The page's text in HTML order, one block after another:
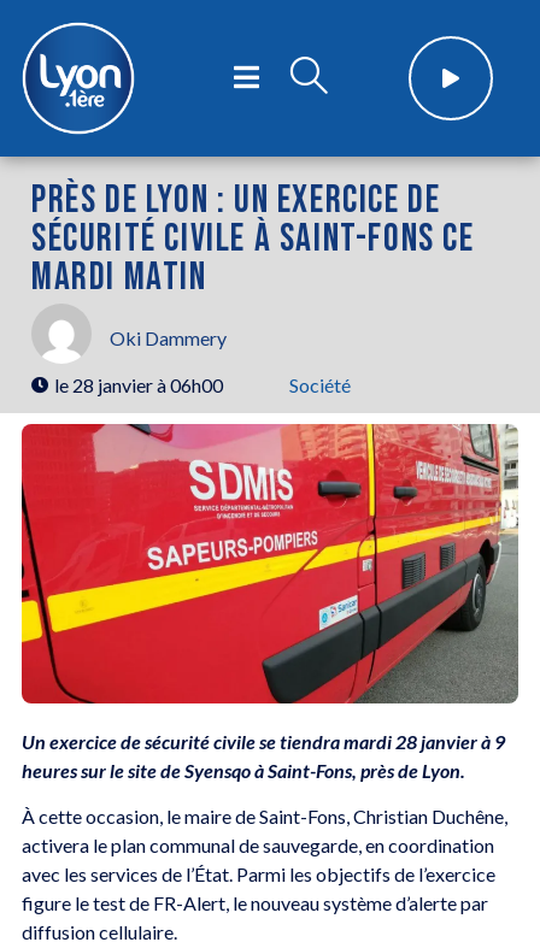
PRÈS DE LYON : UN EXERCICE DE
SÉCURITÉ CIVILE À SAINT-FONS CE
MARDI MATIN
Oki Dammery
le 28 janvier à 06h00 Société
Un exercice de sécurité civile se tiendra mardi 28 janvier à 9
heures sur le site de Syensqo à Saint-Fons, près de Lyon.
À cette occasion, le maire de Saint-Fons, Christian Duchêne,
activera le plan communal de sauvegarde, en coordination
avec les services de l’État. Parmi les objectifs de l’exercice
figure le test de FR-Alert, le nouveau système d’alerte par
diffusion cellulaire.